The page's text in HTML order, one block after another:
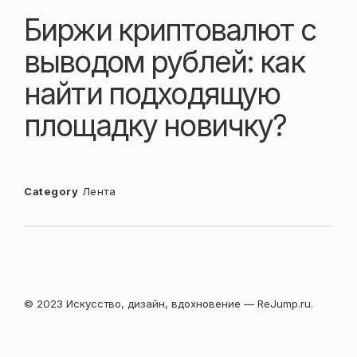
Биржи криптовалют с
выводом рублей: как
найти подходящую
площадку новичку?
Category Лента
© 2023 Искусство, дизайн, вдохновение — ReJump.ru.